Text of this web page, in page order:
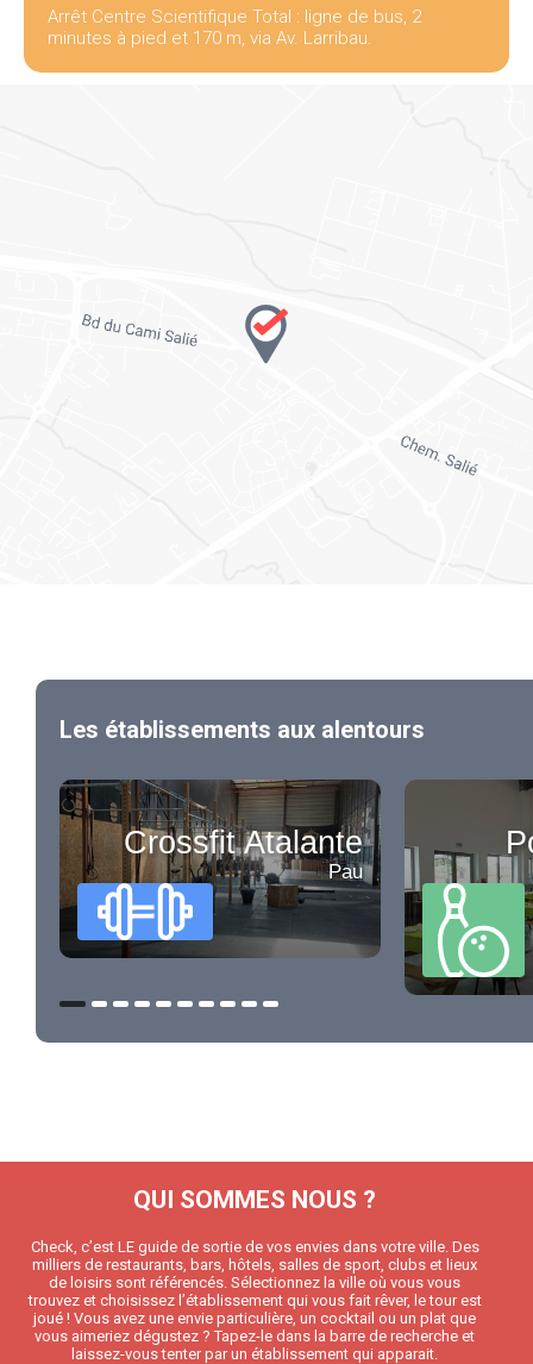
Arrêt Centre Scientifique Total : ligne de bus, 2
minutes à pied et 170 m, via Av. Larribau.
Les établissements aux alentours
Crossfit Atalante
Pau
QUI SOMMES NOUS ?
Check, c’est LE guide de sortie de vos envies dans votre ville. Des
milliers de restaurants, bars, hôtels, salles de sport, clubs et lieux
de loisirs sont référencés. Sélectionnez la ville où vous vous
trouvez et choisissez l’établissement qui vous fait rêver, le tour est
joué ! Vous avez une envie particulière, un cocktail ou un plat que
vous aimeriez dégustez ? Tapez-le dans la barre de recherche et
laissez-vous tenter par un établissement qui apparait.